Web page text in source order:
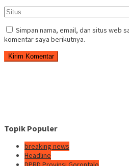
Simpan nama, email, dan situs web
komentar saya berikutnya.
Topik Populer
breaking news
Headline